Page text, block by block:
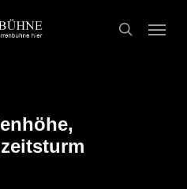
search
Menu